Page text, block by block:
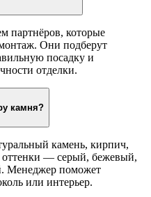
партнёров, которые
Они подберут
посадку и
отделки.
камня?
камень, кирпич,
оттенки — серый, бежевый,
Менеджер поможет
или интерьер.